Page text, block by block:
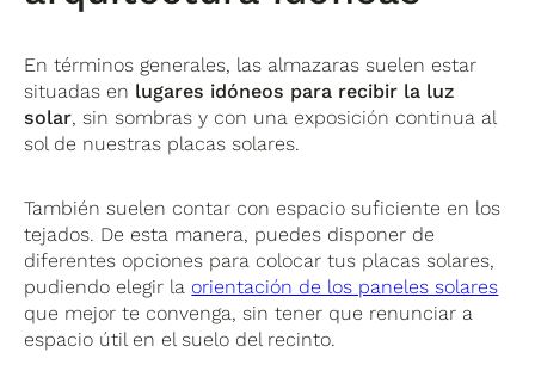
En términos generales, las almazaras suelen estar
situadas en lugares idóneos para recibir la luz
solar, sin sombras y con una exposición continua al
sol de nuestras placas solares.
También suelen contar con espacio suficiente en los
tejados. De esta manera, puedes disponer de
diferentes opciones para colocar tus placas solares,
pudiendo elegir la orientación de los paneles solares
que mejor te convenga, sin tener que renunciar a
espacio útil en el suelo del recinto.